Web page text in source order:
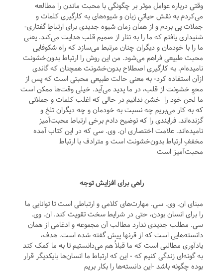
وقتی درباره عوامل موثر بر چگونگی با محبت ماندن را مطالعه
می‌کردم به نقش حیاتیِ زبان و شیوه‌های به کارگیری کلمات و
جملات پی بردم و از همان زمان شیوه جدیدی برای ارتباطِ گفتاری-
شنیداری یافتم که ما را به نثار از صمیم قلب هدایت می‌کند. یعنی
ما را با خودمان و دیگران چنان مرتبط می‌سازد که راه شکوفایی
محبت طبیعی فراهم می‌شود. من این روش را ارتباط بدون‌خشونت
نامیده‌ام. به کارگیری اصطلاح بدون‌خشونت همچنان که گاندی
ازآن استفاده کرد- به معنی حالت طبیعی محبتی است که پس از
محوِ خشونت از قلب، در ما پدید می‌آید. خیلی وقت‌ها ممکن است
ما لحن خود را خشن ندانیم در حالی که اغلب کلمات و جملاتی
که به کار می‌بریم چه نسبت به خودمان و چه دیگران تلخ و
گزنده‌اند. فرایندی را که توضیح دادم برخی ارتباط محبت‌آمیز
نامیده‌اند. علامت اختصاری ان. وی. سی که در این کتاب آمده
مخففِ ارتباط بدون‌خشونت است و مترادف با ارتباط
محبت‌آمیز است
راهی برای افزایش توجه
مبنای ان. وی. سی. مهارت‌های کلامی و ارتباطی است تا توانایی ما
را برای انسان بودن، حتی در شرایط سخت تقویت کند. ان. وی.
سی. مطلب جدیدی ندارد مطالب آن مجموعه و ادغامی از همان
دانسته‌هایی است که از قرنها پیش گفته شده است. هدف،
یادآوری مطالبی است که ما قبلاً هم می‌دانستیم تا به ما کمک ‌کند
به گونه‌ای زندگی کنیم که - این که ارتباط ما انسان‌ها بایکدیگر قرار
بوده چگونه باشد -این دانسته‌ها را بکار بریم